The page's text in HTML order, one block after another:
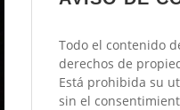
Todo el contenido
derechos de
Está prohibida su
sin el